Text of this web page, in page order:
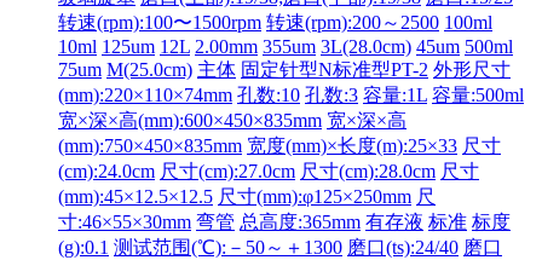
转速(rpm):100〜1500rpm 转速(rpm):200～2500 100ml
10ml 125um 12L 2.00mm 355um 3L(28.0cm) 45um 500ml
75um M(25.0cm) 主体 固定针型N标准型PT-2 外形尺寸
(mm):220×110×74mm 孔数:10 孔数:3 容量:1L 容量:500ml
宽×深×高(mm):600×450×835mm 宽×深×高
(mm):750×450×835mm 宽度(mm)×长度(m):25×33 尺寸
(cm):24.0cm 尺寸(cm):27.0cm 尺寸(cm):28.0cm 尺寸
(mm):45×12.5×12.5 尺寸(mm):φ125×250mm 尺
寸:46×55×30mm 弯管 总高度:365mm 有存液 标准 标度
(g):0.1 测试范围(℃):－50～＋1300 磨口(ts):24/40 磨口